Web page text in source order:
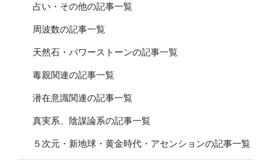
占い・その他の記事一覧
周波数の記事一覧
天然石・パワーストーンの記事一覧
毒親関連の記事一覧
潜在意識関連の記事一覧
真実系、陰謀論系の記事一覧
５次元・新地球・黄金時代・アセンションの記事一覧